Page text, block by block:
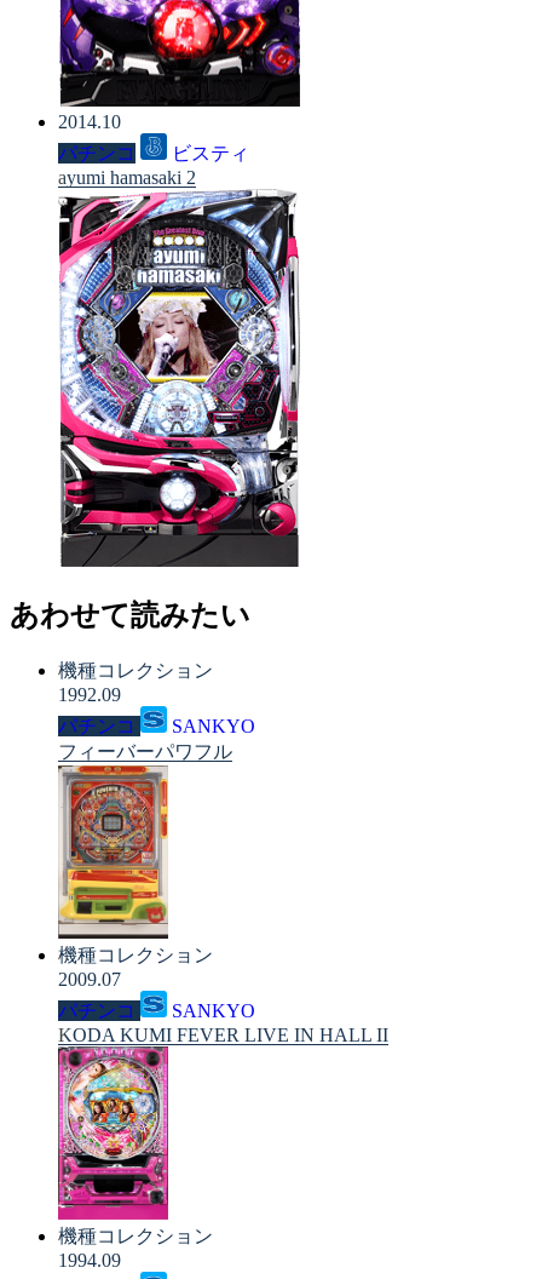
2014.10
パチンコ
ビスティ
ayumi hamasaki 2
あわせて読みたい
機種コレクション
1992.09
パチンコ
SANKYO
フィーバーパワフル
機種コレクション
2009.07
パチンコ
SANKYO
KODA KUMI FEVER LIVE IN HALL II
機種コレクション
1994.09